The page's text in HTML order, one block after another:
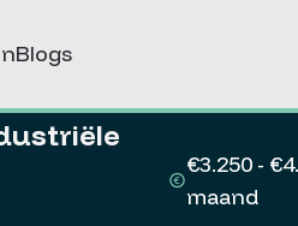
Blogs
€3.250 -
maand